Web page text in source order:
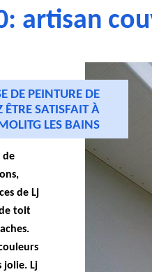
artisan
DE PEINTURE DE
ÊTRE SATISFAIT À
LES BAINS
de
de Lj
toit
jolie. Lj